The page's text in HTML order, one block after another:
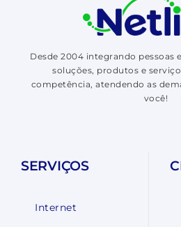
Desde 2004 integrando pessoas
soluções, produtos e
competência, atendendo as
você!
SERVIÇOS
Internet